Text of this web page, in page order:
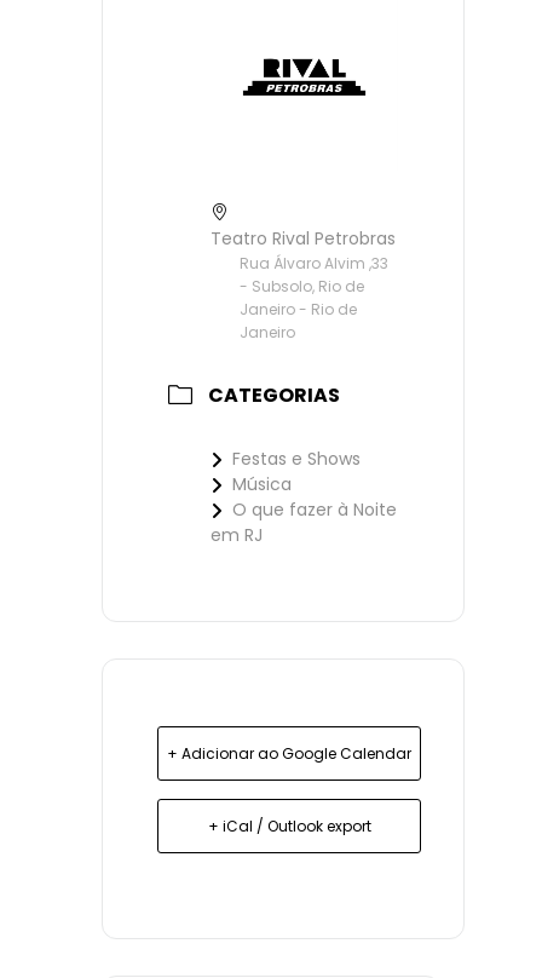
Teatro Rival Petrobras
Rua Álvaro Alvim ,33
- Subsolo, Rio de
Janeiro - Rio de
Janeiro
CATEGORIAS
Festas e Shows
Música
O que fazer à Noite
em RJ
+ Adicionar ao Google Calendar
+ iCal / Outlook export